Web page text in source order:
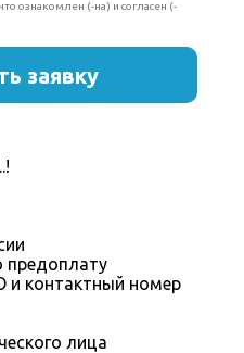
!
предоплату
и контактный номер
лица